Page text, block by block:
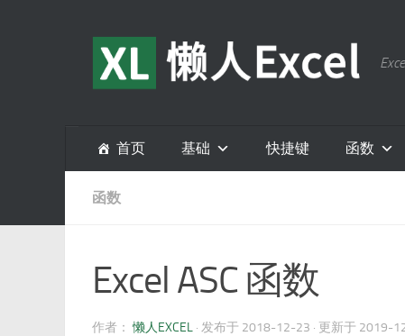
首页 基础 快捷键 函数
函数
Excel ASC 函数
作者：懒人EXCEL · 发布于 2018-12-23 · 更新于 2019-